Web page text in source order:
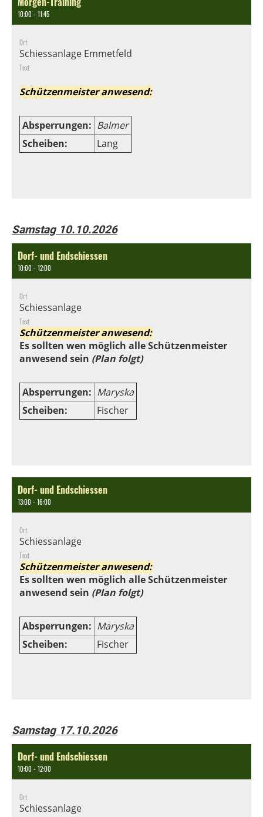
10:00 - 11:45
Ort
Schiessanlage Emmetfeld
Text
Schützenmeister anwesend:
Absperrungen: Balmer
Scheiben:
Lang
Samstag 10.10.2026
Dorf- und Endschiessen
10:00 - 12:00
Ort
Schiessanlage
Text
Schützenmeister anwesend:
Es sollten wen möglich alle Schützenmeister
anwesend sein (Plan folgt)
Absperrungen: Maryska
Scheiben:
Fischer
Dorf- und Endschiessen
13:00 - 16:00
Ort
Schiessanlage
Text
Schützenmeister anwesend:
Es sollten wen möglich alle Schützenmeister
anwesend sein (Plan folgt)
Absperrungen: Maryska
Scheiben:
Fischer
Samstag 17.10.2026
Dorf- und Endschiessen
10:00 - 12:00
Ort
Schiessanlage